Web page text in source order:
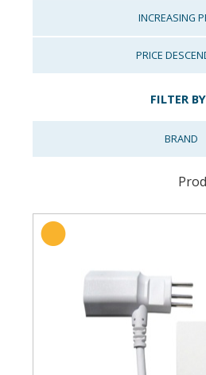
INCREASING
PRICE
FILTER BY
BRAND